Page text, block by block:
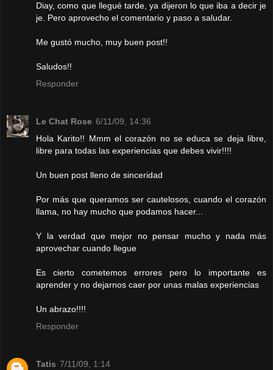
Diay, como que llegué tarde, ya dijeron lo que iba a decir je
je. Pero aprovecho el comentario y paso a saludar.
Me gustó mucho, muy buen post!!
Saludos!!
Responder
Le Chat Rose 6/11/09, 14:36
Hola Karito!! Mmm el corazón no se educa se deja libre,
libre para todas las experiencias que debes vivir!!!!
Un buen post lleno de sinceridad
Por más que queramos ser cautelosos, cuando el corazón
llama, no hay mucho que podamos hacer...
Y la verdad que mejor no pensar mucho y nada más
aprovechar cuando llegue
Es cierto cometemos errores pero lo importante es
aprender y no dejarnos caer por unas malas experiencias
Un abrazo!!!!
Responder
Tatis 7/11/09, 1:14